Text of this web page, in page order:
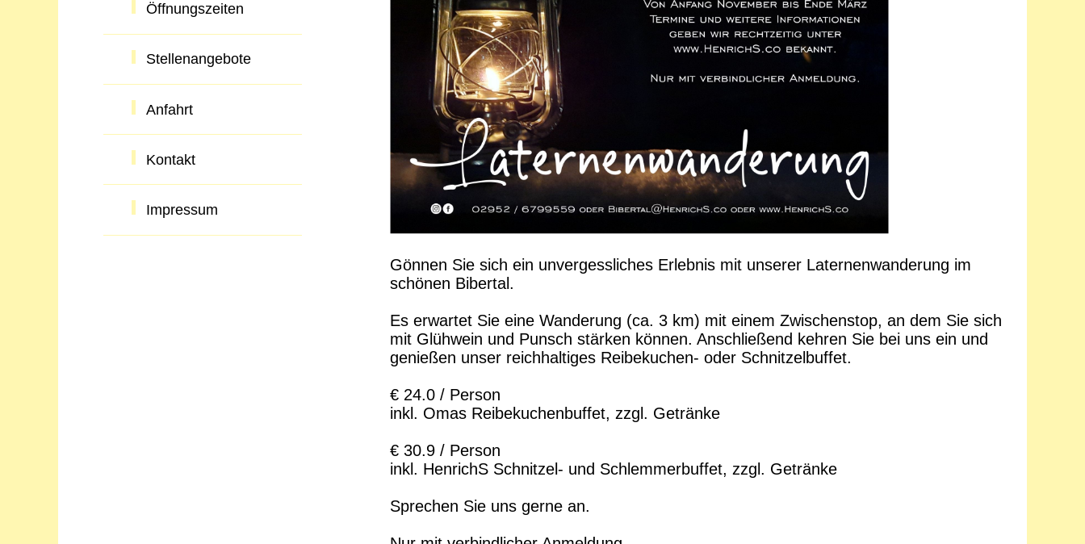
Öffnungszeiten
Stellenangebote
Anfahrt
Kontakt
Impressum
Gönnen Sie sich ein unvergessliches Erlebnis mit unserer Laternenwanderung im
schönen Bibertal.
Es erwartet Sie eine Wanderung (ca. 3 km) mit einem Zwischenstop, an dem Sie sich
mit Glühwein und Punsch stärken können. Anschließend kehren Sie bei uns ein und
genießen unser reichhaltiges Reibekuchen- oder Schnitzelbuffet.
€ 24.0 / Person
inkl. Omas Reibekuchenbuffet, zzgl. Getränke
€ 30.9 / Person
inkl. HenrichS Schnitzel- und Schlemmerbuffet, zzgl. Getränke
Sprechen Sie uns gerne an.